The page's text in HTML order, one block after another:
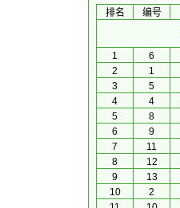
排名 编号
1 6
2
1
3
5
4
4
5
8
6
9
7
11
8
12
9
13
10
2